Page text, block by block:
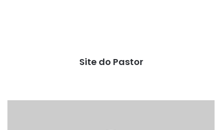
Site do Pastor